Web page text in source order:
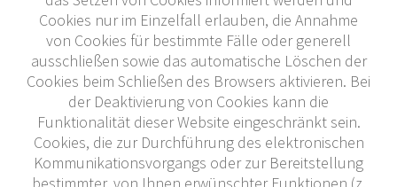
Cookies nur im Einzelfall erlauben, die Annahme
von Cookies für bestimmte Fälle oder generell
ausschließen sowie das automatische Löschen der
Cookies beim Schließen des Browsers aktivieren. Bei
der Deaktivierung von Cookies kann die
Funktionalität dieser Website eingeschränkt sein.
Cookies, die zur Durchführung des elektronischen
Kommunikationsvorgangs oder zur Bereitstellung
bestimmter, von Ihnen erwünschter Funktionen (z.